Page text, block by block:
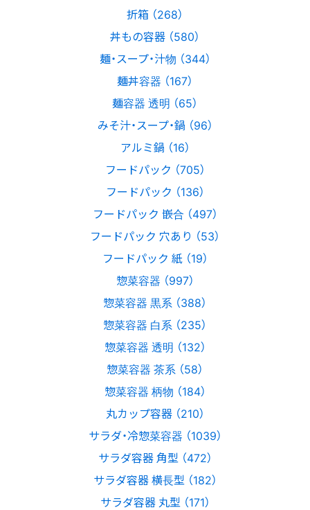
折箱 （268）
丼もの容器 （580）
麺・スープ・汁物 （344）
麺丼容器 （167）
麺容器 透明 （65）
みそ汁・スープ・鍋 （96）
アルミ鍋 （16）
フードパック （705）
フードパック （136）
フードパック 嵌合 （497）
フードパック 穴あり （53）
フードパック 紙 （19）
惣菜容器 （997）
惣菜容器 黒系 （388）
惣菜容器 白系 （235）
惣菜容器 透明 （132）
惣菜容器 茶系 （58）
惣菜容器 柄物 （184）
丸カップ容器 （210）
サラダ・冷惣菜容器 （1039）
サラダ容器 角型 （472）
サラダ容器 横長型 （182）
サラダ容器 丸型 （171）